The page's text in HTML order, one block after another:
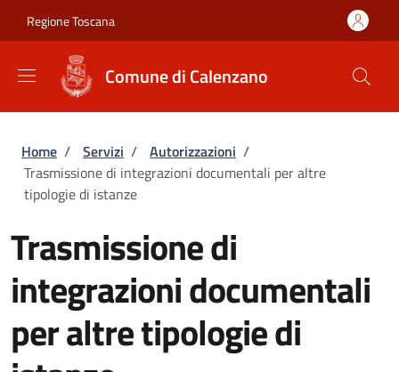
Regione Toscana
Comune di Calenzano
Briciole di pane
Home / Servizi / Autorizzazioni /
Trasmissione di integrazioni documentali per altre
tipologie di istanze
Trasmissione di
integrazioni documentali
per altre tipologie di